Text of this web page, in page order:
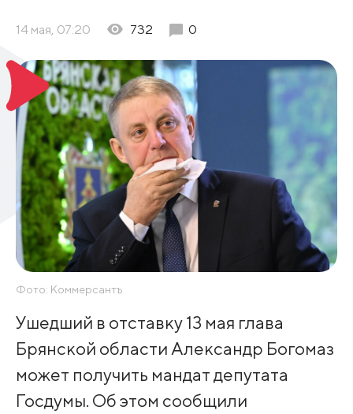
14 мая, 07:20 732 0
Фото: Коммерсантъ
Ушедший в отставку 13 мая глава
Брянской области Александр Богомаз
может получить мандат депутата
Госдумы. Об этом сообщили